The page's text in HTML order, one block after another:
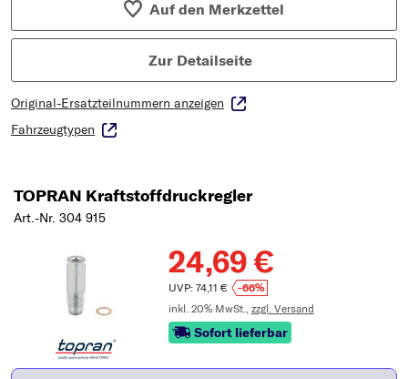
Auf den Merkzettel
Zur Detailseite
Original-Ersatzteilnummern anzeigen
Fahrzeugtypen
TOPRAN Kraftstoffdruckregler
Art.-Nr. 304 915
24,69 €
UVP: 74,11 €
-66%
inkl. 20% MwSt., zzgl. Versand
Sofort lieferbar